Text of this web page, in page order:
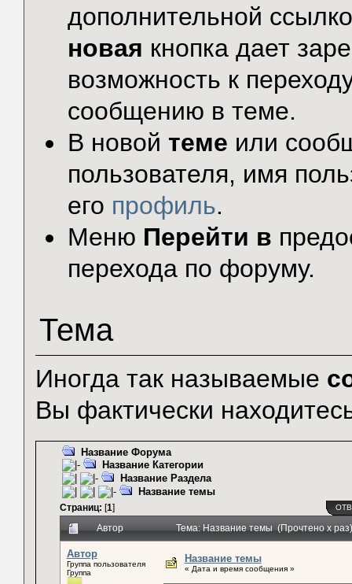
дополнительной
новая кнопка дает
возможность к
сообщению в теме.
В новой теме или
пользователя, имя
его профиль.
Меню Перейти в
перехода по форуму.
Тема
Иногда так называемые
Вы фактически
Название Форума
Название Категории
Название Раздела
Название темы
Страниц: [1]
Автор Тема: Название темы (Прочтено x раз)
Автор
Группа пользователя
Группа
Название темы
« Дата и время сообщения »